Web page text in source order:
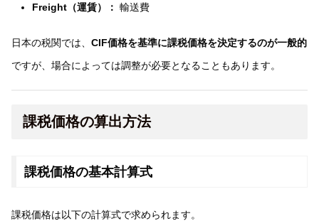
Freight（運賃）： 輸送費
日本の税関では、 CIF価格を基準に課税価格を決定するのが一般的
ですが、場合によっては調整が必要となることもあります。
課税価格の算出方法
課税価格の基本計算式
課税価格は以下の計算式で求められます。